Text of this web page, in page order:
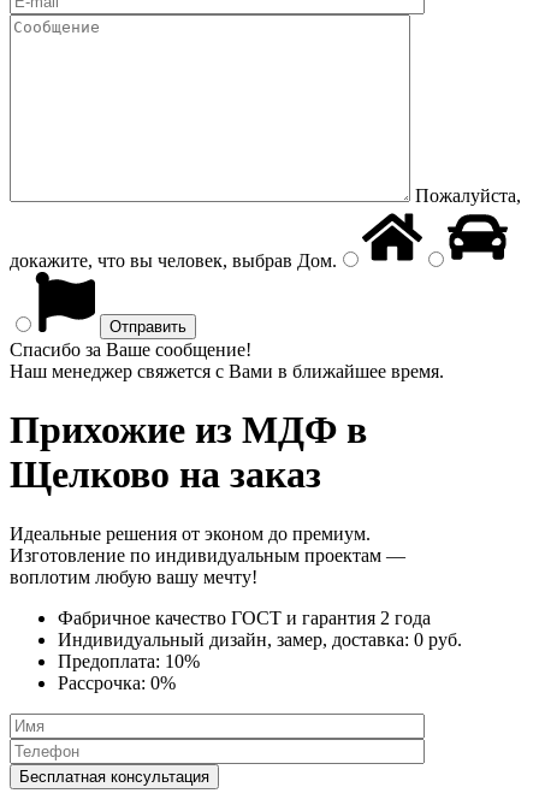
Пожалуйста,
докажите, что вы человек, выбрав Дом.
Спасибо за Ваше сообщение!
Наш менеджер свяжется с Вами в ближайшее время.
Прихожие из МДФ в
Щелково на заказ
Идеальные решения от эконом до премиум.
Изготовление по индивидуальным проектам —
воплотим любую вашу мечту!
Фабричное качество ГОСТ и гарантия 2 года
Индивидуальный дизайн, замер, доставка: 0 руб.
Предоплата: 10%
Рассрочка: 0%